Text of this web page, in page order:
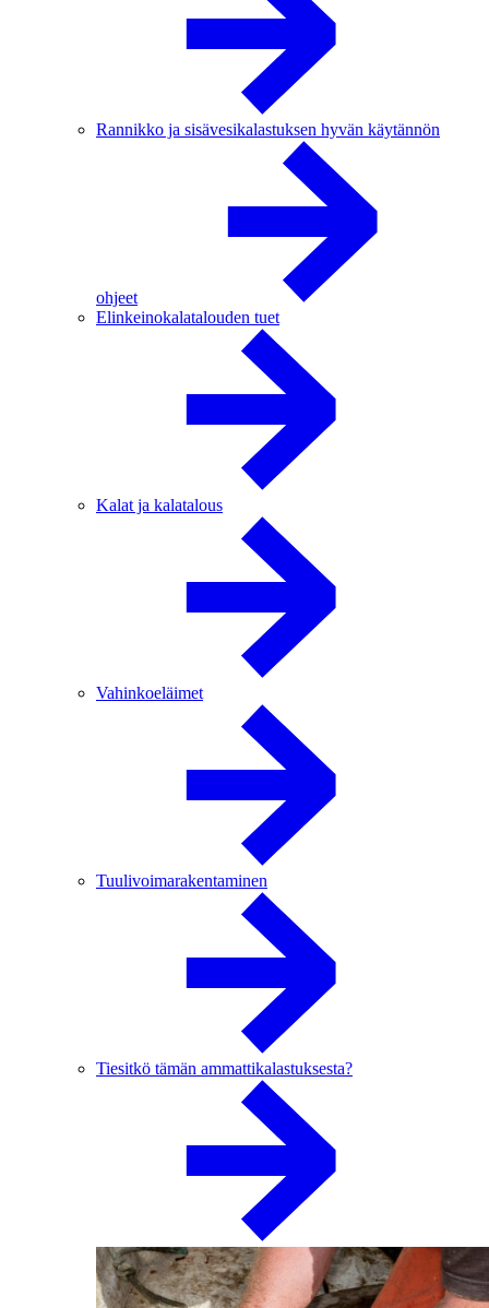
Rannikko ja sisävesikalastuksen hyvän käytännön
ohjeet
Elinkeinokalatalouden tuet
Kalat ja kalatalous
Vahinkoeläimet
Tuulivoimarakentaminen
Tiesitkö tämän ammattikalastuksesta?